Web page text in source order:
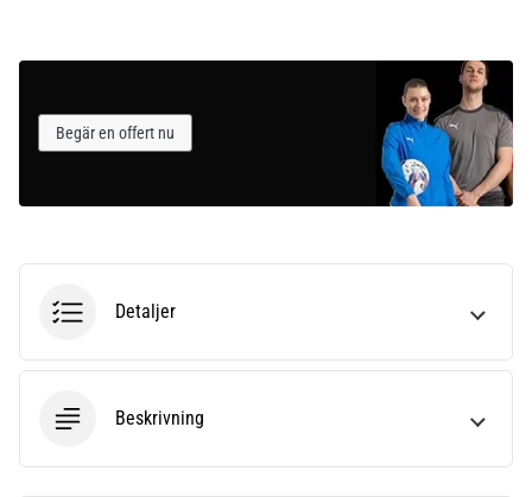
Begär en offert nu
Detaljer
Beskrivning